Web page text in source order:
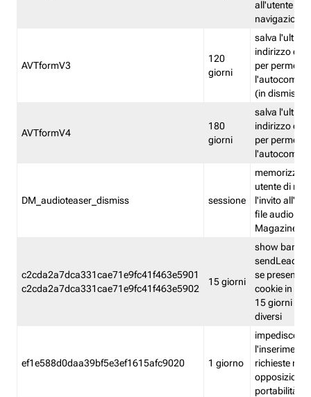
all'utente
navigazione
AVTformV3
120
giorni
salva l'ultimo
indirizzo di
per
(in
AVTformV4
180
giorni
salva l'ultimo
indirizzo di
per
DM_audioteaser_dismiss sessione
memorizza
utente di
l'invito
file audio del
Magazine
c2cda2a7dca331cae71e9fc41f463e5901
c2cda2a7dca331cae71e9fc41f463e5902
15 giorni
show banner
sendLead
se presenti
cookie in un
15 giorni e
diversi
ef1e588d0daa39bf5e3ef1615afc9020 1 giorno
impedisce
l'inserimento
richieste
opposizione
portabilità